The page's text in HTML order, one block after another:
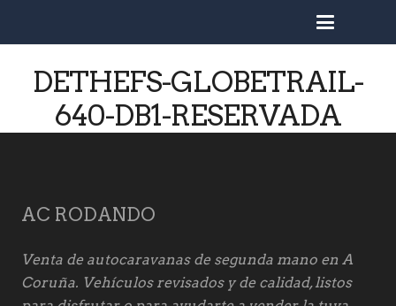
DETHEFS-GLOBETRAIL-
640-DB1-RESERVADA
AC RODANDO
Venta de autocaravanas de segunda mano en A
Coruña. Vehículos revisados y de calidad, listos